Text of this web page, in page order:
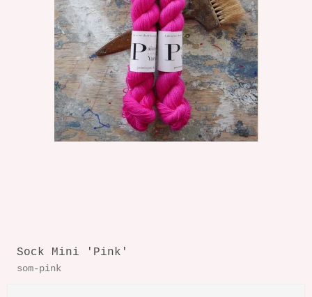
Sock Mini 'Pink'
som-pink